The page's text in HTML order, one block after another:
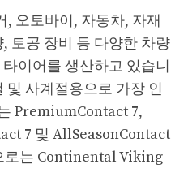
, 오토바이, 자동차, 자재
토공 장비 등 다양한 차량
이어를 생산하고 있습니
사계절용으로 가장 인
PremiumContact 7,
7 및 AllSeasonContact
로는 Continental Viking